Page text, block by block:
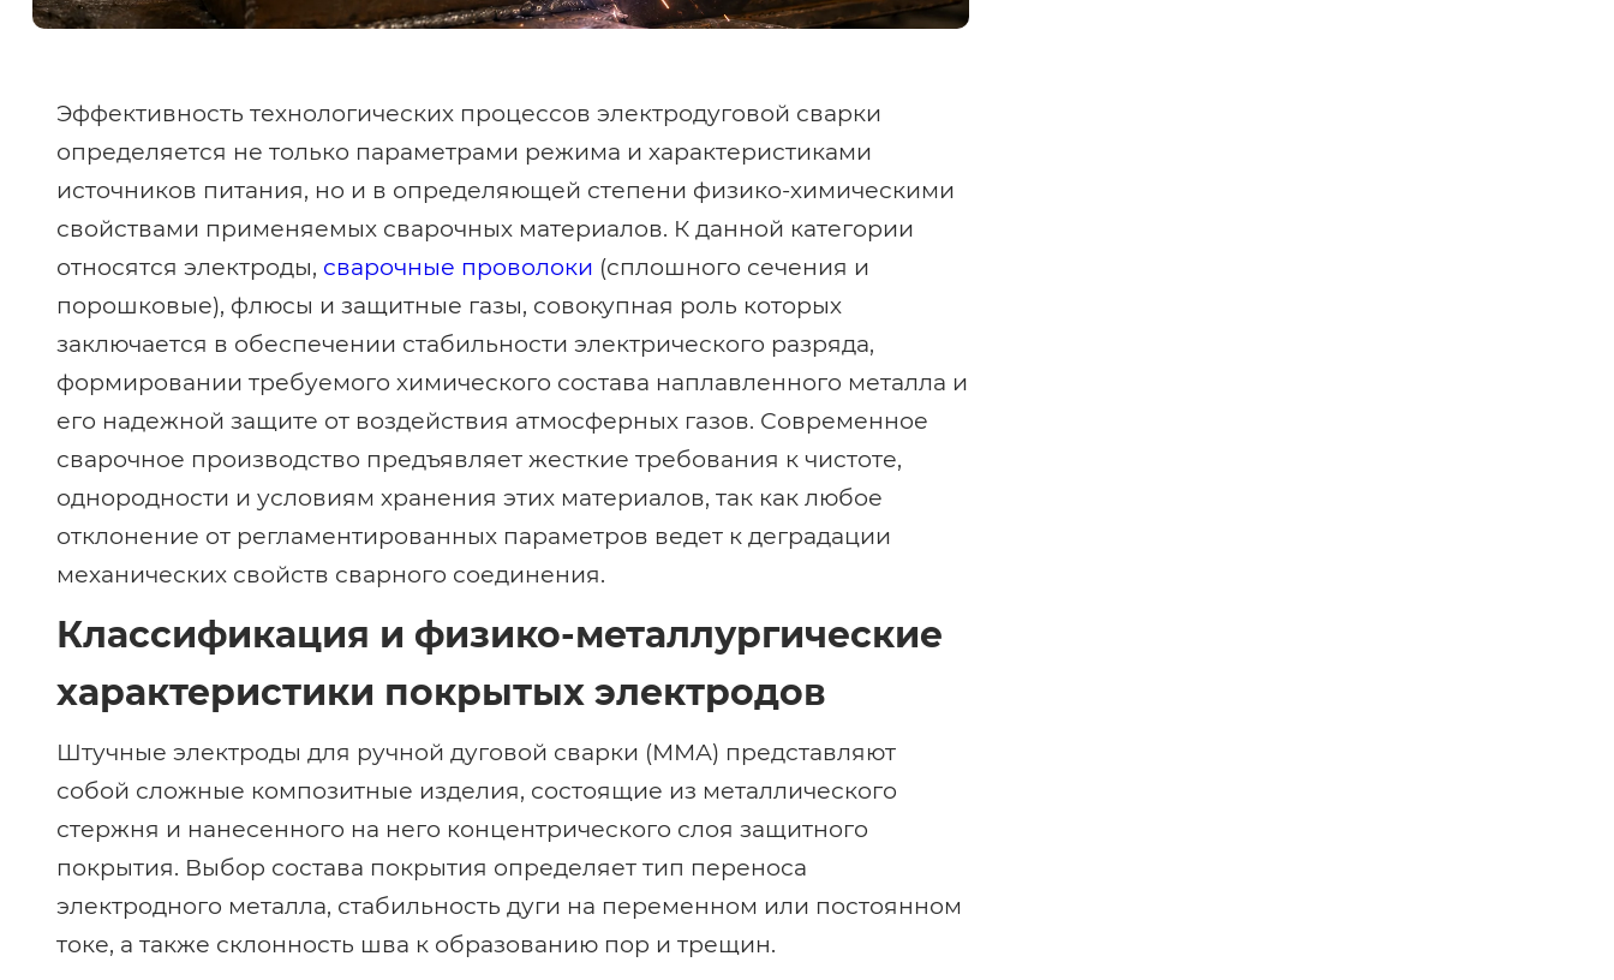
Эффективность технологических процессов электродуговой сварки
определяется не только параметрами режима и характеристиками
источников питания, но и в определяющей степени физико-химическими
свойствами применяемых сварочных материалов. К данной категории
относятся электроды, сварочные проволоки (сплошного сечения и
порошковые), флюсы и защитные газы, совокупная роль которых
заключается в обеспечении стабильности электрического разряда,
формировании требуемого химического состава наплавленного металла и
его надежной защите от воздействия атмосферных газов. Современное
сварочное производство предъявляет жесткие требования к чистоте,
однородности и условиям хранения этих материалов, так как любое
отклонение от регламентированных параметров ведет к деградации
механических свойств сварного соединения.
Классификация и физико-металлургические
характеристики покрытых электродов
Штучные электроды для ручной дуговой сварки (ММА) представляют
собой сложные композитные изделия, состоящие из металлического
стержня и нанесенного на него концентрического слоя защитного
покрытия. Выбор состава покрытия определяет тип переноса
электродного металла, стабильность дуги на переменном или постоянном
токе, а также склонность шва к образованию пор и трещин.